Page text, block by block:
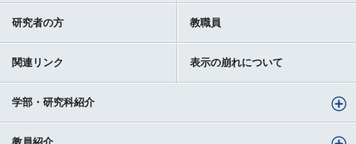
研究者の方 教職員
関連リンク 表示の崩れについて
学部・研究科紹介